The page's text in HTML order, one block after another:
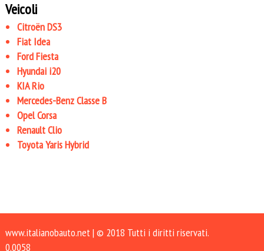
Veicoli
Citroën DS3
Fiat Idea
Ford Fiesta
Hyundai i20
KIA Rio
Mercedes-Benz Classe B
Opel Corsa
Renault Clio
Toyota Yaris Hybrid
www.italianobauto.net| © 2018 Tutti i diritti riservati.
0.0058